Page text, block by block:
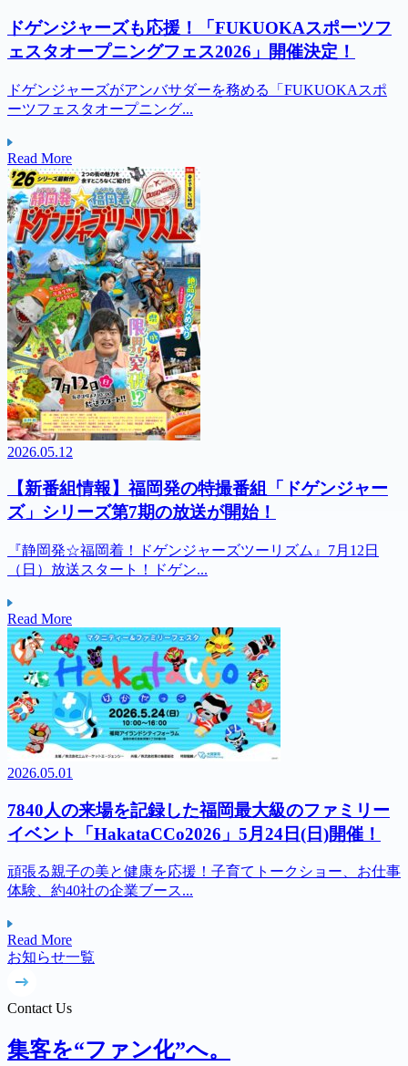
ドゲンジャーズも応援！「FUKUOKAスポーツフ
ェスタオープニングフェス2026」開催決定！
ドゲンジャーズがアンバサダーを務める「FUKUOKAスポ
ーツフェスタオープニング...
Read More
2026.05.12
【新番組情報】福岡発の特撮番組「ドゲンジャー
ズ」シリーズ第7期の放送が開始！
『静岡発☆福岡着！ドゲンジャーズツーリズム』7月12日
（日）放送スタート！ドゲン...
Read More
2026.05.01
7840人の来場を記録した福岡最大級のファミリー
イベント「HakataCCo2026」5月24日(日)開催！
頑張る親子の美と健康を応援！子育てトークショー、お仕事
体験、約40社の企業ブース...
Read More
Contact Us
集客を“ファン化”へ。